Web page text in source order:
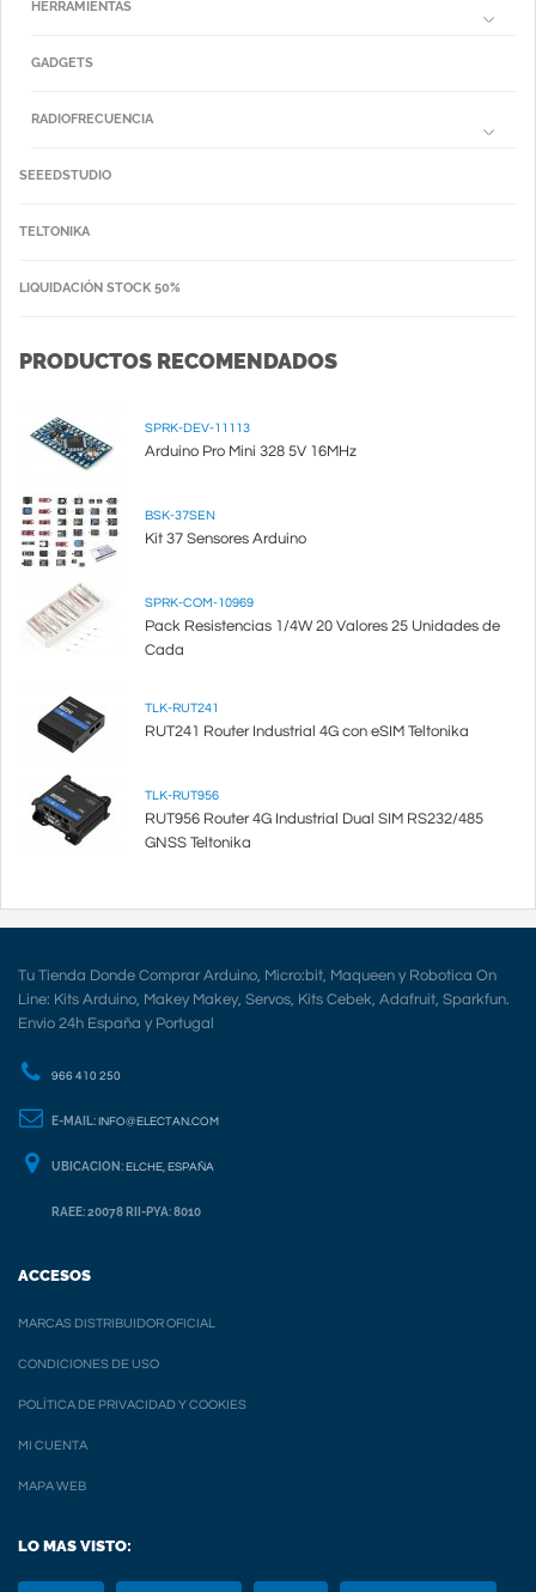
HERRAMIENTAS
GADGETS
RADIOFRECUENCIA
SEEEDSTUDIO
TELTONIKA
LIQUIDACIÓN STOCK 50%
PRODUCTOS RECOMENDADOS
SPRK-DEV-11113
Arduino Pro Mini 328 5V 16MHz
BSK-37SEN
Kit 37 Sensores Arduino
SPRK-COM-10969
Pack Resistencias 1/4W 20 Valores 25 Unidades de
Cada
TLK-RUT241
RUT241 Router Industrial 4G con eSIM Teltonika
TLK-RUT956
RUT956 Router 4G Industrial Dual SIM RS232/485
GNSS Teltonika
Tu Tienda Donde Comprar Arduino, Micro:bit, Maqueen y Robotica On
Line: Kits Arduino, Makey Makey, Servos, Kits Cebek, Adafruit, Sparkfun.
Envio 24h España y Portugal
966 410 250
E-MAIL: INFO@ELECTAN.COM
UBICACION: ELCHE, ESPAÑA
RAEE: 20078 RII-PYA: 8010
ACCESOS
MARCAS DISTRIBUIDOR OFICIAL
CONDICIONES DE USO
POLÍTICA DE PRIVACIDAD Y COOKIES
MI CUENTA
MAPA WEB
LO MAS VISTO: